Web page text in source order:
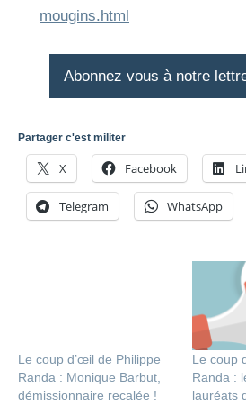
mougins.html
Abonnez vous à notre
Partager c'est militer
X Facebook
Telegram WhatsApp
Le coup d’œil de Philippe
Randa : Monique Barbut,
démissionnaire recalée !
Le coup
Randa :
lauréats